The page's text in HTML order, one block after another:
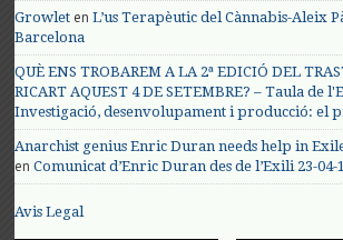
Growlet enL’us Terapèutic del Cànnabis-Aleix
Barcelona
QUÈ ENS TROBAREM A LA 2ª EDICIÓ DEL
RICART AQUEST 4 DE SETEMBRE? – Taula de
Investigació, desenvolupament i producció: el
Anarchist genius Enric Duran needs help in
enComunicat d’Enric Duran des de l’Exili 23-04-
Avis Legal